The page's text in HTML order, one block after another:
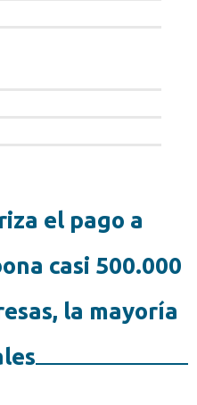
el pago a
casi 500.000
la mayoría